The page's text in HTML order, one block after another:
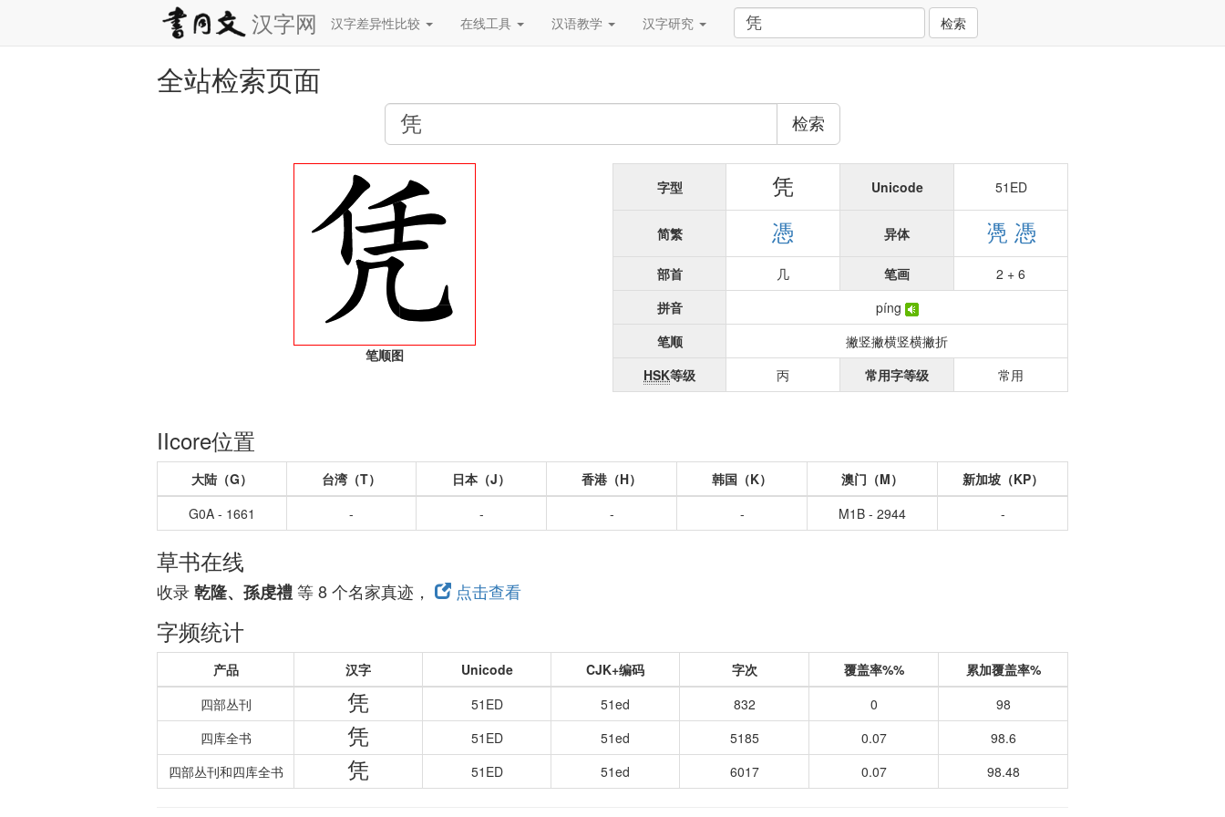
汉字网 汉字差异性比较 在线工具 汉语教学 汉字研究 检索
全站检索页面
检索
笔顺图
字型 凭 Unicode 51ED
简繁 憑 异体 凴 憑
部首 几 笔画
2 + 6
拼音
píng
笔顺
撇竖撇横竖横撇折
HSK等级 丙 常用字等级 常用
IIcore位置
大陆（G） 台湾（T） 日本（J） 香港（H） 韩国（K） 澳门（M）
新加坡（KP）
G0A - 1661
- - - - M1B - 2944 -
草书在线
收录乾隆、孫虔禮等 8 个名家真迹， 点击查看
字频统计
产品 汉字 Unicode CJK+编码 字次 覆盖率%%
累加覆盖率%
四部丛刊
凭 51ED 51ed 832 0
98
四库全书
凭 51ED 51ed 5185 0.07
98.6
四部丛刊和四库全书
凭 51ED 51ed 6017 0.07 98.48